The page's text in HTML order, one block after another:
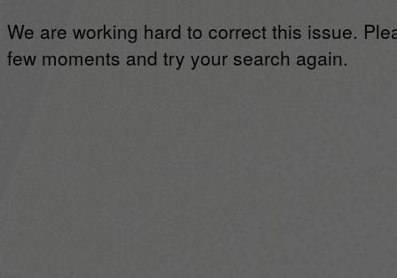
We are working hard to correct this issue.
few moments and try your search again.